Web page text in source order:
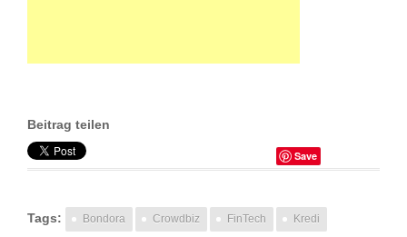
Beitrag teilen
Save
Tags: Bondora Crowdbiz FinTech Kredi